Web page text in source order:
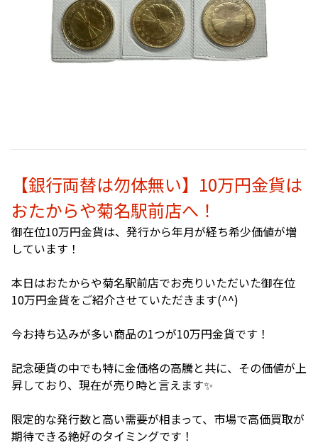
【銀行両替は勿体無い】10万円金貨は
おたからや菊名駅前店へ！
御在位10万円金貨は、発行から年月が経ち希少価値が増
しています！
本日はおたからや菊名駅前店でお売りいただいた御在位
10万円金貨をご紹介させていただきます(^^)
今お持ち込みが多い商品の1つが10万円金貨です！
記念硬貨の中でも特に金価格の高騰と共に、その価値が上
昇しており、現在が売り時と言えます✨
限定的な発行数と高い需要が相まって、市場で高価買取が
期待できる絶好のタイミングです！